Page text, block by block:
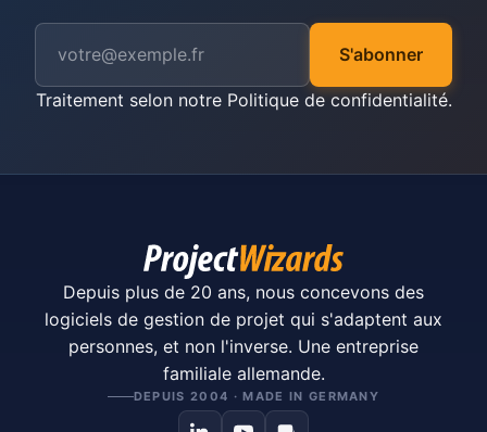
S'abonner
Traitement selon notre Politique de confidentialité.
Depuis plus de 20 ans, nous concevons des
logiciels de gestion de projet qui s'adaptent aux
personnes, et non l'inverse. Une entreprise
familiale allemande.
DEPUIS 2004 · MADE IN GERMANY